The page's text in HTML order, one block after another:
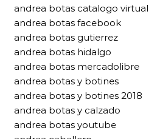
andrea botas catalogo virtual
andrea botas facebook
andrea botas gutierrez
andrea botas hidalgo
andrea botas mercadolibre
andrea botas y botines
andrea botas y botines 2018
andrea botas y calzado
andrea botas youtube